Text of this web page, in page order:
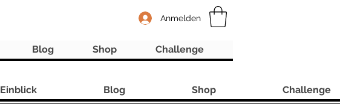
Anmelden
Blog Shop Challenge
Einblick Blog Shop Challenge